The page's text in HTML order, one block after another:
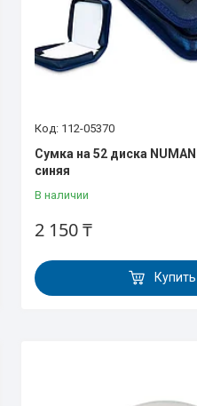
112-05370
Сумка на 52 диска
синяя
В наличии
2 150 ₸
Купить